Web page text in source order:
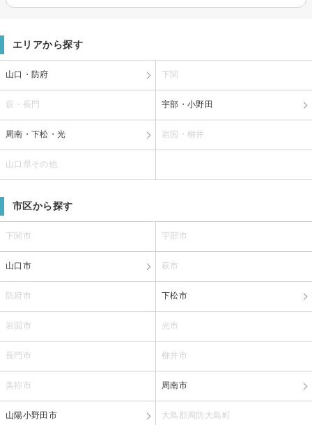
エリアから探す
山口・防府 下関
萩・長門 宇部・小野田
周南・下松・光 岩国・柳井
山口県その他
市区から探す
下関市 宇部市
山口市 萩市
防府市 下松市
岩国市 光市
長門市 柳井市
美祢市 周南市
山陽小野田市 大島郡周防大島町